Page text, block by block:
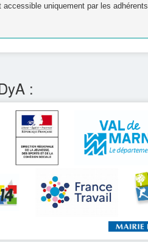
uniquement par les adhérents.
: